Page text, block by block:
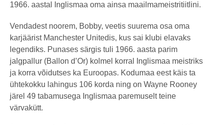
1966. aastal Inglismaa oma ainsa maailmameistritiitlini.
Vendadest noorem, Bobby, veetis suurema osa oma
karjäärist Manchester Unitedis, kus sai klubi elavaks
legendiks. Punases särgis tuli 1966. aasta parim
jalgpallur (Ballon d’Or) kolmel korral Inglismaa meistriks
ja korra võidutses ka Euroopas. Kodumaa eest käis ta
ühtekokku lahingus 106 korda ning on Wayne Rooney
järel 49 tabamusega Inglismaa paremuselt teine
värvakütt.